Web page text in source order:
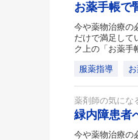
お薬手帳で
今や薬物治療の
だけで満足して
ク上の「お薬手
服薬指導
薬剤師の気にな
緑内障患者
今や薬物治療の